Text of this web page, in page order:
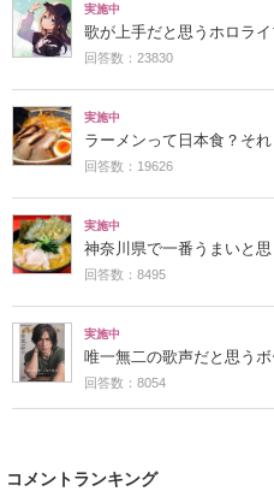
実施中
歌が上手だと思うホロラ
回答数：23830
実施中
ラーメンって日本食？そ
回答数：19626
実施中
神奈川県で一番うまいと
回答数：8495
実施中
唯一無二の歌声だと思う
回答数：8054
コメントランキング